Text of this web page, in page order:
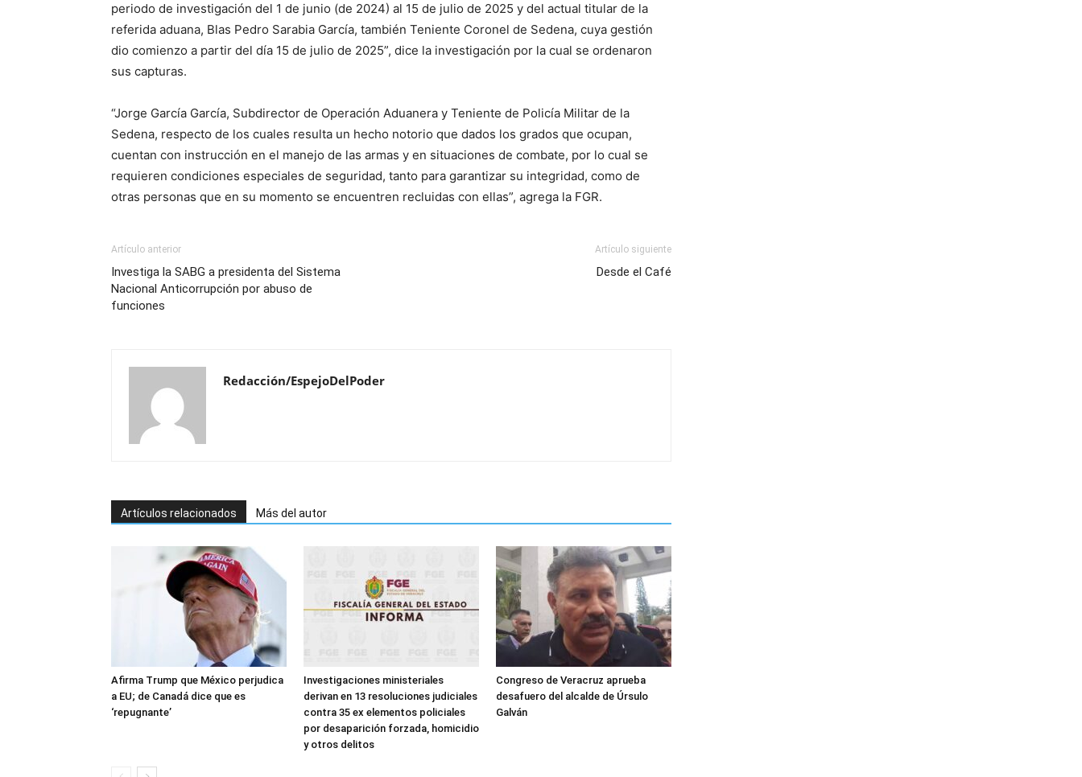
periodo de investigación del 1 de junio (de 2024) al 15 de julio de 2025 y del actual titular de la
referida aduana, Blas Pedro Sarabia García, también Teniente Coronel de Sedena, cuya gestión
dio comienzo a partir del día 15 de julio de 2025”, dice la investigación por la cual se ordenaron
sus capturas.
“Jorge García García, Subdirector de Operación Aduanera y Teniente de Policía Militar de la
Sedena, respecto de los cuales resulta un hecho notorio que dados los grados que ocupan,
cuentan con instrucción en el manejo de las armas y en situaciones de combate, por lo cual se
requieren condiciones especiales de seguridad, tanto para garantizar su integridad, como de
otras personas que en su momento se encuentren recluidas con ellas”, agrega la FGR.
Artículo anterior
Investiga la SABG a presidenta del Sistema
Nacional Anticorrupción por abuso de
funciones
Artículo siguiente
Desde el Café
Redacción/EspejoDelPoder
Artículos relacionados Más del autor
Afirma Trump que México perjudica
a EU; de Canadá dice que es
‘repugnante’
Investigaciones ministeriales
derivan en 13 resoluciones judiciales
contra 35 ex elementos policiales
por desaparición forzada, homicidio
y otros delitos
Congreso de Veracruz aprueba
desafuero del alcalde de Úrsulo
Galván